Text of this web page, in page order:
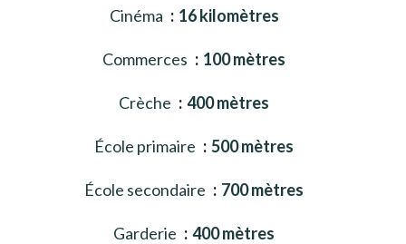
Cinéma 16 kilomètres
Commerces 100 mètres
Crèche 400 mètres
École primaire 500 mètres
École secondaire 700 mètres
Garderie 400 mètres